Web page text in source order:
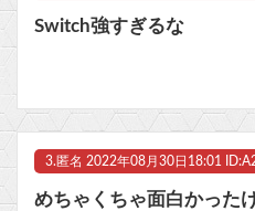
Switch強すぎるな
3. 匿名 2022年08月30日18:01
めちゃくちゃ面白かった